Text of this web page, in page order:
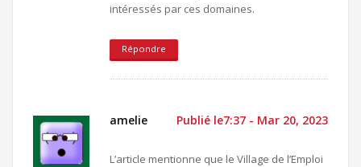
intéressés par ces domaines.
Répondre
amelie Publié le7:37 - Mar 20, 2023
L’article mentionne que le Village de l’Emploi